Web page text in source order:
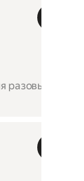
разовых